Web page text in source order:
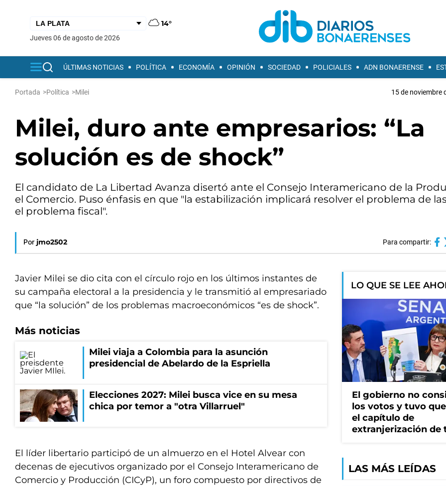
14°
jueves 06 de agosto de 2026
ÚLTIMAS NOTICIAS POLÍTICA ECONOMÍA OPINIÓN SOCIEDAD POLICIALES ADN BONAERENSE
Portada >Política >Milei 15 de noviembre
Milei, duro ante empresarios: “La
solución es de shock”
El candidato de La Libertad Avanza disertó ante el Consejo Interamericano de la
el Comercio. Puso énfasis en que "la estabilización implicará resolver el problema de
el problema fiscal".
Por jmo2502 Para compartir:
Javier Milei se dio cita con el círculo rojo en los últimos instantes de
su campaña electoral a la presidencia y le transmitió al empresariado
que “la solución” de los problemas macroeconómicos “es de shock”.
Más noticias
Milei viaja a Colombia para la asunción
presidencial de Abelardo de la Espriella
Elecciones 2027: Milei busca vice en su mesa
chica por temor a "otra Villarruel"
El líder libertario participó de un almuerzo en el Hotel Alvear con
decenas de ejecutivos organizado por el Consejo Interamericano de
Comercio y Producción (CICyP), un foro compuesto por directivos de
LO QUE SE LEE
El gobierno no
los votos y tuvo
el capítulo de
extranjerización de
LAS MÁS LEÍDAS